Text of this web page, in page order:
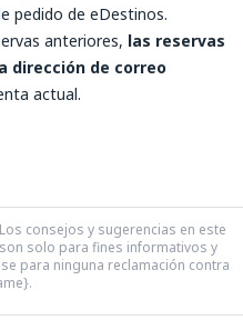
pedido de eDestinos.
anteriores, las reservas
dirección de correo
actual.
consejos y sugerencias en este
solo para fines informativos y
para ninguna reclamación contra